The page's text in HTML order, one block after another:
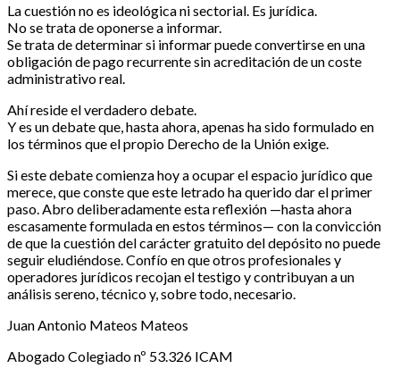
La cuestión no es ideológica ni sectorial. Es jurídica.
No se trata de oponerse a informar.
Se trata de determinar si informar puede convertirse en una
obligación de pago recurrente sin acreditación de un coste
administrativo real.
Ahí reside el verdadero debate.
Y es un debate que, hasta ahora, apenas ha sido formulado en
los términos que el propio Derecho de la Unión exige.
Si este debate comienza hoy a ocupar el espacio jurídico que
merece, que conste que este letrado ha querido dar el primer
paso. Abro deliberadamente esta reflexión —hasta ahora
escasamente formulada en estos términos— con la convicción
de que la cuestión del carácter gratuito del depósito no puede
seguir eludiéndose. Confío en que otros profesionales y
operadores jurídicos recojan el testigo y contribuyan a un
análisis sereno, técnico y, sobre todo, necesario.
Juan Antonio Mateos Mateos
Abogado Colegiado nº 53.326 ICAM